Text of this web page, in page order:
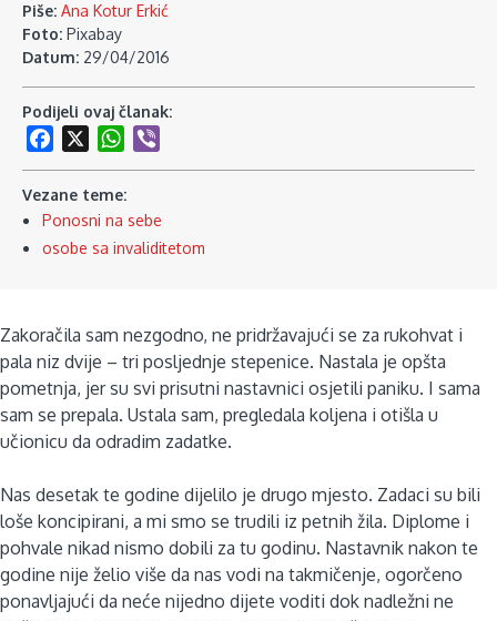
Piše: Ana Kotur Erkić
Foto: Pixabay
Datum: 29/04/2016
Podijeli ovaj članak:
Facebook
WhatsApp
Vezane teme:
Ponosni na sebe
osobe sa invaliditetom
Zakoračila sam nezgodno, ne pridržavajući se za rukohvat i
pala niz dvije – tri posljednje stepenice. Nastala je opšta
pometnja, jer su svi prisutni nastavnici osjetili paniku. I sama
sam se prepala. Ustala sam, pregledala koljena i otišla u
učionicu da odradim zadatke.
Nas desetak te godine dijelilo je drugo mjesto. Zadaci su bili
loše koncipirani, a mi smo se trudili iz petnih žila. Diplome i
pohvale nikad nismo dobili za tu godinu. Nastavnik nakon te
godine nije želio više da nas vodi na takmičenje, ogorčeno
ponavljajući da neće nijedno dijete voditi dok nadležni ne